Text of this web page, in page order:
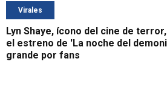
Virales
Lyn Shaye, ícono del cine de
el estreno de 'La noche del
grande por fans